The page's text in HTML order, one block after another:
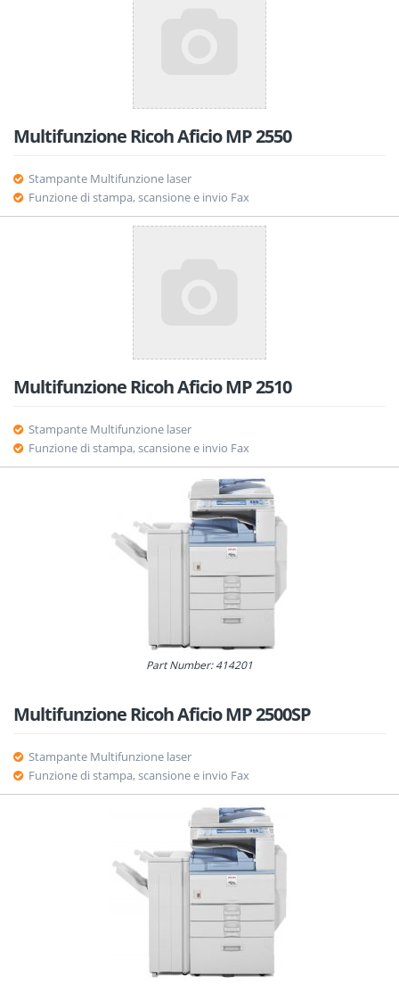
Multifunzione Ricoh Aficio MP 2550
Stampante Multifunzione laser
Funzione di stampa, scansione e invio Fax
Multifunzione Ricoh Aficio MP 2510
Stampante Multifunzione laser
Funzione di stampa, scansione e invio Fax
Part Number: 414201
Multifunzione Ricoh Aficio MP 2500SP
Stampante Multifunzione laser
Funzione di stampa, scansione e invio Fax